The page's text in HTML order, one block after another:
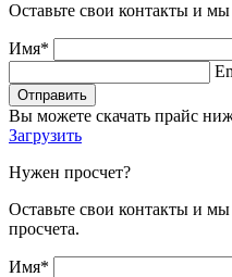
Оставьте свои контакты и
Имя*
Отправить
Вы можете скачать прайс
Загрузить
Нужен просчет?
Оставьте свои контакты и
просчета.
Имя*